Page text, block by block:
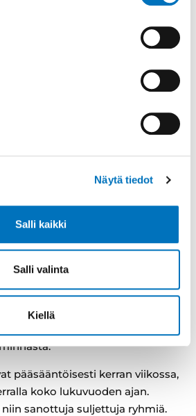
Näytä tiedot
Salli kaikki
Salli valinta
Kiellä
vertaisryhmätoiminta on
nuorille, jotka
liittyvissä asioissa. Ryhmässä
ja taitoja, kokeilla eri
moniammatillinen tiimi,
nuorisopalvelut,
sekä koulukuraattorit.
pääsääntöisesti kerran viikossa,
koko lukuvuoden ajan.
sanottuja suljettuja ryhmiä.